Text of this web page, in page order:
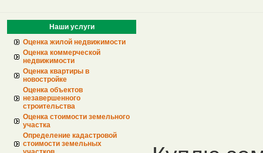
Наши услуги
Оценка жилой недвижимости
Оценка коммерческой
недвижимости
Оценка квартиры в
новостройке
Оценка объектов
незавершенного
строительства
Оценка стоимости земельного
участка
Определение кадастровой
стоимости земельных